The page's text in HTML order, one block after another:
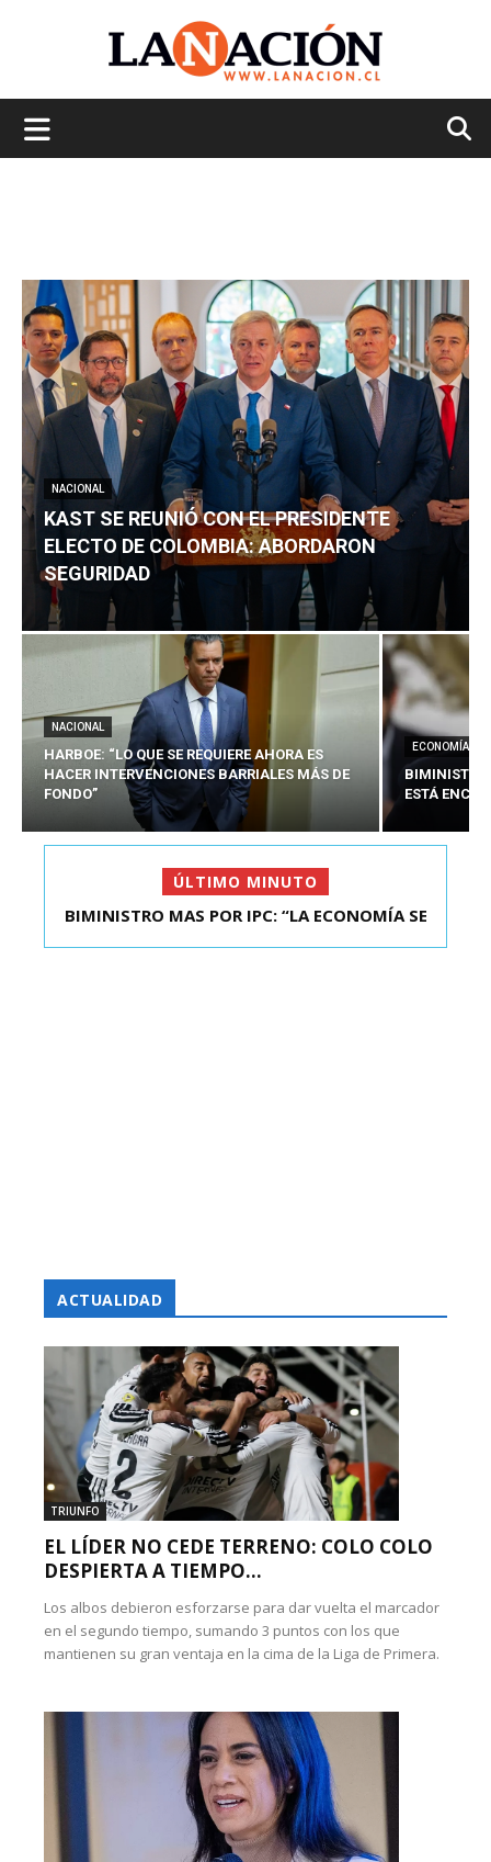
NACIONAL
KAST SE REUNIÓ CON EL PRESIDENTE
ELECTO DE COLOMBIA: ABORDARON
SEGURIDAD
NACIONAL
HARBOE: “LO QUE SE REQUIERE AHORA ES
HACER INTERVENCIONES BARRIALES MÁS DE
FONDO”
ECONOMÍA
BIMINISTRO
ESTÁ
ÚLTIMO MINUTO
KAST SE REUNIÓ CON EL PRESIDENTE ELECTO DE
BIMINISTRO MAS POR IPC: “LA ECONOMÍA SE
ACTUALIDAD
TRIUNFO
EL LÍDER NO CEDE TERRENO: COLO COLO
DESPIERTA A TIEMPO...
Los albos debieron esforzarse para dar vuelta el marcador
en el segundo tiempo, sumando 3 puntos con los que
mantienen su gran ventaja en la cima de la Liga de Primera.